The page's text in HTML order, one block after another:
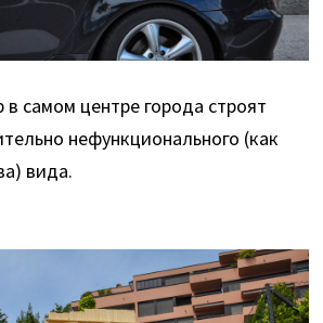
самом центре города строят
нефункционального (как
вида.